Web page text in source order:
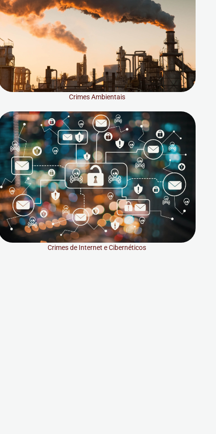
Crimes Ambientais
Crimes de Internet e Cibernéticos